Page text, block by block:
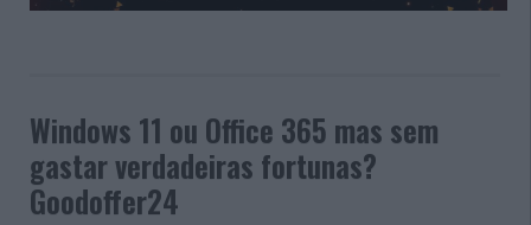
Windows 11 ou Office 365 mas sem
gastar verdadeiras fortunas?
Goodoffer24